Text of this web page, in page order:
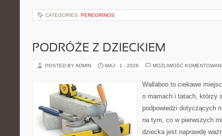
CATEGORIES: PEREGRINOS
PODRÓŻE Z DZIECKIEM
POSTED BY ADMIN MAJ - 1 - 2026 MOŻLIWOŚĆ
Wallaboo to ciekawe
o mamach i tatach, którzy
podpowiedzi dotyczących
na tym, co w pierwszych
dziecka jest naprawdę